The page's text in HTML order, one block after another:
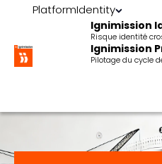
PlatformIdentity
Ignimission
Risque identité
Ignimission
Pilotage du cycle